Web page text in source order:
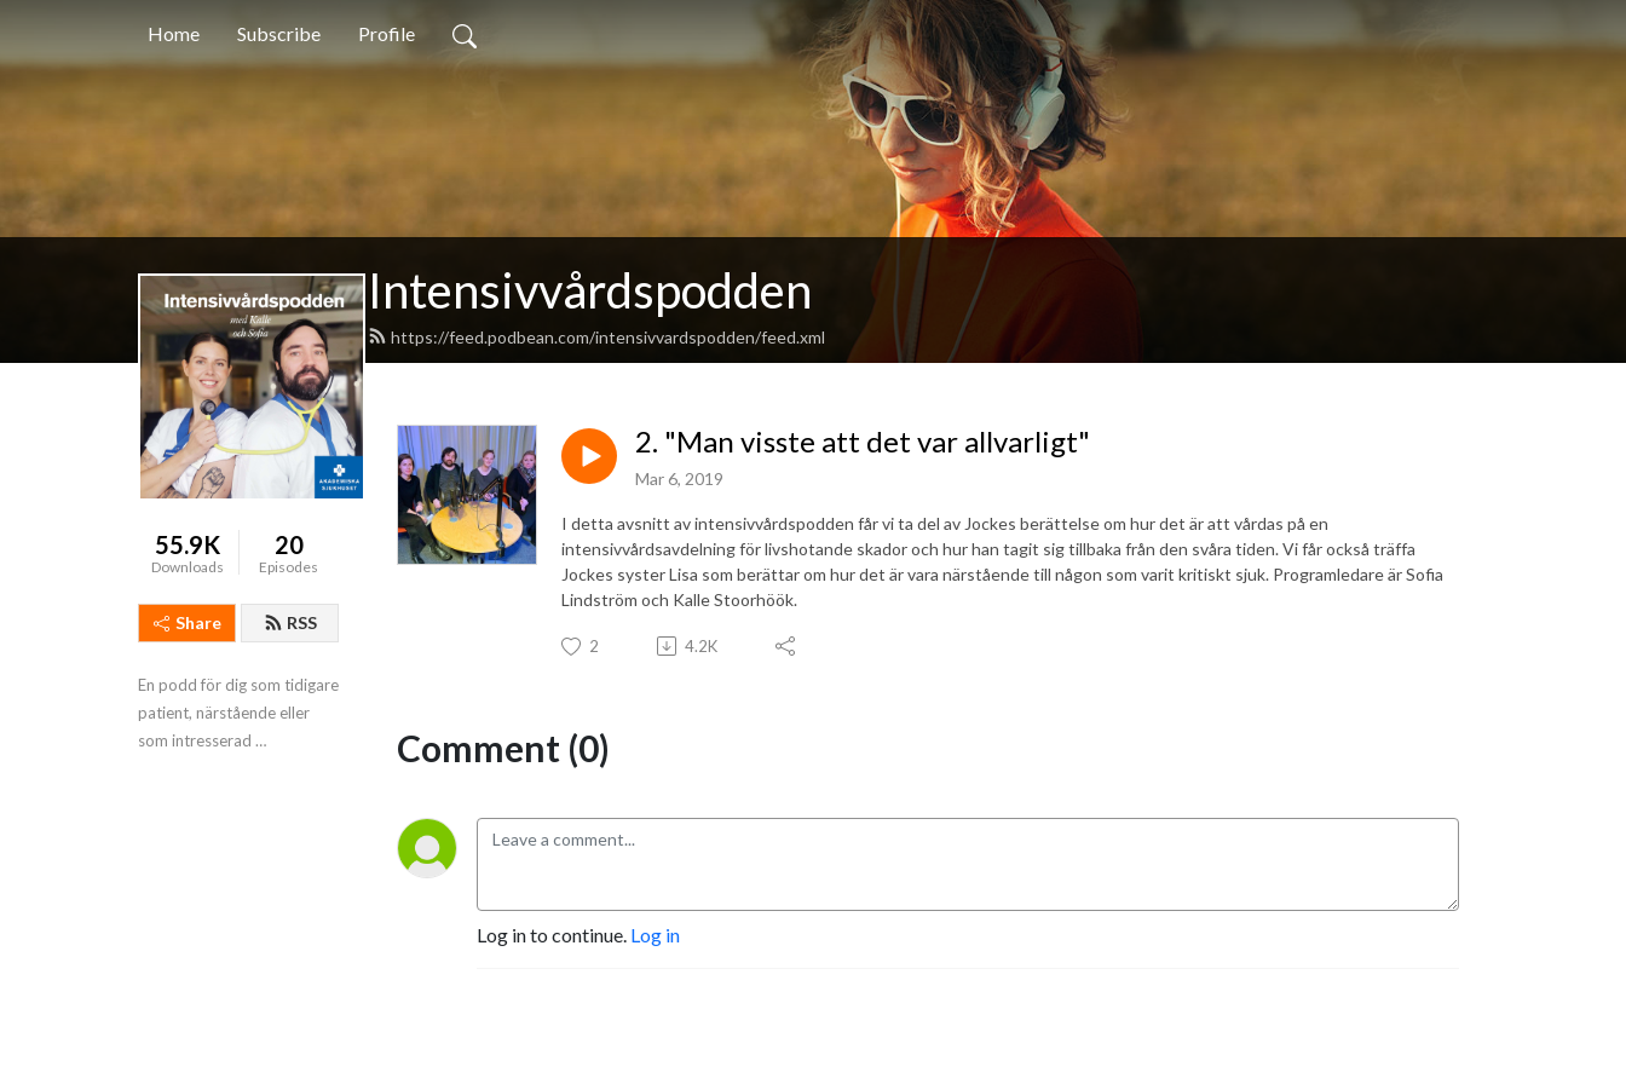
Home Subscribe Profile
Intensivvårdspodden
https://feed.podbean.com/intensivvardspodden/feed.xml
55.9K
Downloads
20
Episodes
Share RSS
En podd för dig som tidigare
patient, närstående eller
som intresserad
2. "Man visste att det var allvarligt"
Mar 6, 2019
I detta avsnitt av intensivvårdspodden får vi ta del av Jockes berättelse om hur det är att vårdas på en
intensivvårdsavdelning för livshotande skador och hur han tagit sig tillbaka från den svåra tiden. Vi får också träffa
Jockes syster Lisa som berättar om hur det är vara närstående till någon som varit kritiskt sjuk. Programledare är Sofia
Lindström och Kalle Stoorhöök.
2 4.2K
Comment (0)
Log in to continue. Log in